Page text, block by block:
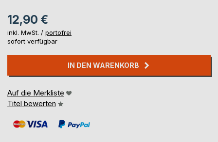
12,90 €
inkl. MwSt. / portofrei
sofort verfügbar
IN DEN WARENKORB
Auf die Merkliste
Titel bewerten